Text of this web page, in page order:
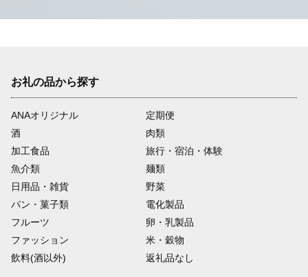
お礼の品から探す
ANAオリジナル
定期便
酒
肉類
加工食品
旅行・宿泊・体験
魚介類
麺類
日用品・雑貨
野菜
パン・菓子類
電化製品
フルーツ
卵・乳製品
ファッション
米・穀物
飲料(酒以外)
返礼品なし